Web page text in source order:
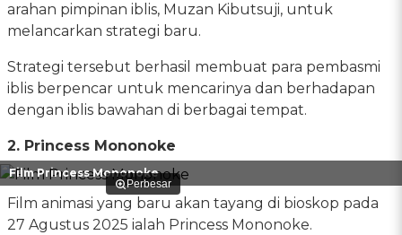
arahan pimpinan iblis, Muzan Kibutsuji, untuk
melancarkan strategi baru.
Strategi tersebut berhasil membuat para pembasmi
iblis berpencar untuk mencarinya dan berhadapan
dengan iblis bawahan di berbagai tempat.
2. Princess Mononoke
Perbesar
Film Princess Mononoke
Film animasi yang baru akan tayang di bioskop pada
27 Agustus 2025 ialah Princess Mononoke.